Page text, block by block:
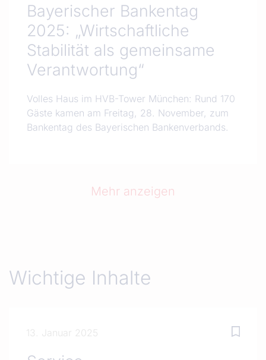
Bayerischer Bankentag
2025: „Wirtschaftliche
Stabilität als gemeinsame
Verantwortung“
Volles Haus im HVB-Tower München: Rund 170
Gäste kamen am Freitag, 28. November, zum
Bankentag des Bayerischen Bankenverbands.
Mehr anzeigen
Wichtige Inhalte
13. Januar 2025